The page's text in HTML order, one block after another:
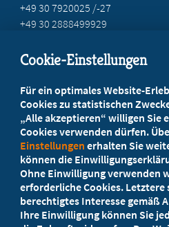
+49 30 7920025 /-27
+49 30 2888499929
Ihr Landesverband berät Sie!
Ansprechpartner
Werden Sie jetzt
5 Vorteile einer
Cookie-Einstellungen
Für ein optimales Website-
Cookies zu statistischen
„Alle akzeptieren“ willigen Sie
Cookies verwenden dürfen.
Einstellungen erhalten Sie
können die
Ohne Einwilligung verwenden
erforderliche Cookies.
berechtigtes Interesse gemäß
Ihre Einwilligung können Sie